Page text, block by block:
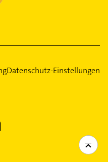
Datenschutz-Einstellungen